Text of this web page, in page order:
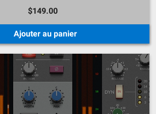
$149.00
Ajouter au panier